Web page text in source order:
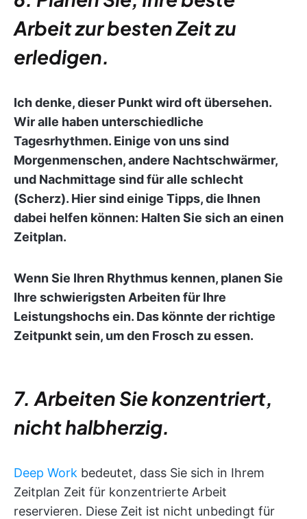
Arbeit zur besten Zeit zu
erledigen.
Ich denke, dieser Punkt wird oft übersehen.
Wir alle haben unterschiedliche
Tagesrhythmen. Einige von uns sind
Morgenmenschen, andere Nachtschwärmer,
und Nachmittage sind für alle schlecht
(Scherz). Hier sind einige Tipps, die Ihnen
dabei helfen können: Halten Sie sich an einen
Zeitplan.
Wenn Sie Ihren Rhythmus kennen, planen Sie
Ihre schwierigsten Arbeiten für Ihre
Leistungshochs ein. Das könnte der richtige
Zeitpunkt sein, um den Frosch zu essen.
7. Arbeiten Sie konzentriert,
nicht halbherzig.
Deep Work bedeutet, dass Sie sich in Ihrem
Zeitplan Zeit für konzentrierte Arbeit
reservieren. Diese Zeit ist nicht unbedingt für